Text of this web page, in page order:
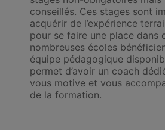
conseillés. Ces stages sont
acquérir de l’expérience
pour se faire une place dans
nombreuses écoles
équipe pédagogique
permet d’avoir un coach
vous motive et vous
de la formation.